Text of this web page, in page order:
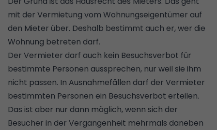
mit der Vermietung vom Wohnungseigentümer auf
den Mieter über. Deshalb bestimmt auch er, wer die
Wohnung betreten darf.
Der Vermieter darf auch kein Besuchsverbot für
bestimmte Personen aussprechen, nur weil sie ihm
nicht passen. In Ausnahmefällen darf der Vermieter
bestimmten Personen ein Besuchsverbot erteilen.
Das ist aber nur dann möglich, wenn sich der
Besucher in der Vergangenheit mehrmals daneben